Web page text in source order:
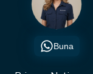
Buna